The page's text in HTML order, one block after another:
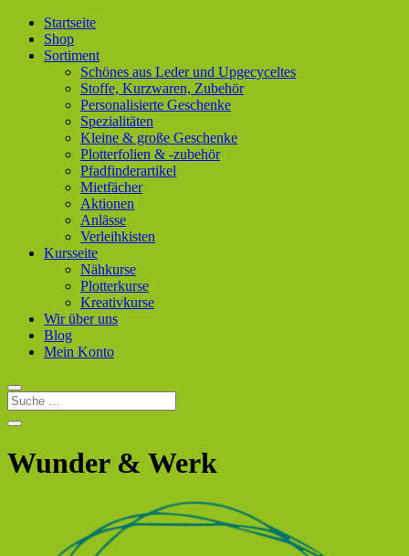
Startseite
Shop
Sortiment
Schönes aus Leder und Upgecyceltes
Stoffe, Kurzwaren, Zubehör
Personalisierte Geschenke
Spezialitäten
Kleine & große Geschenke
Plotterfolien & -zubehör
Pfadfinderartikel
Mietfächer
Aktionen
Anlässe
Verleihkisten
Kursseite
Nähkurse
Plotterkurse
Kreativkurse
Wir über uns
Blog
Mein Konto
Wunder & Werk